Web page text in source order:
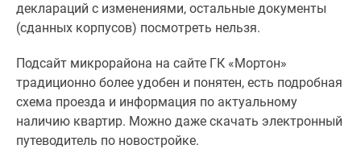
коттеджи
Коттеджные
поселки
Новой
Москве
Готовые
деклараций с изменениями, остальные документы
(сданных корпусов) посмотреть нельзя.
Подсайт микрорайона на сайте ГК «Мортон»
традиционно более удобен и понятен, есть подробная
схема проезда и информация по актуальному
наличию квартир. Можно даже скачать электронный
путеводитель по новостройке.